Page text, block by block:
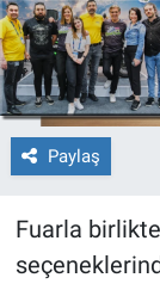
Paylaş
Fuarla